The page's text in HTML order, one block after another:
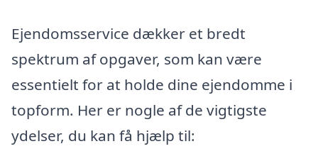
Ejendomsservice dækker et bredt
spektrum af opgaver, som kan være
essentielt for at holde dine ejendomme i
topform. Her er nogle af de vigtigste
ydelser, du kan få hjælp til: